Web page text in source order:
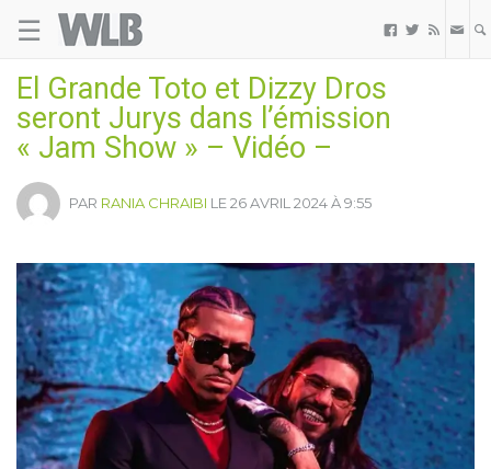
☰   
El Grande Toto et Dizzy Dros
seront Jurys dans l’émission
« Jam Show » – Vidéo –
PAR RANIA CHRAIBI LE 26 AVRIL 2024 À 9:55